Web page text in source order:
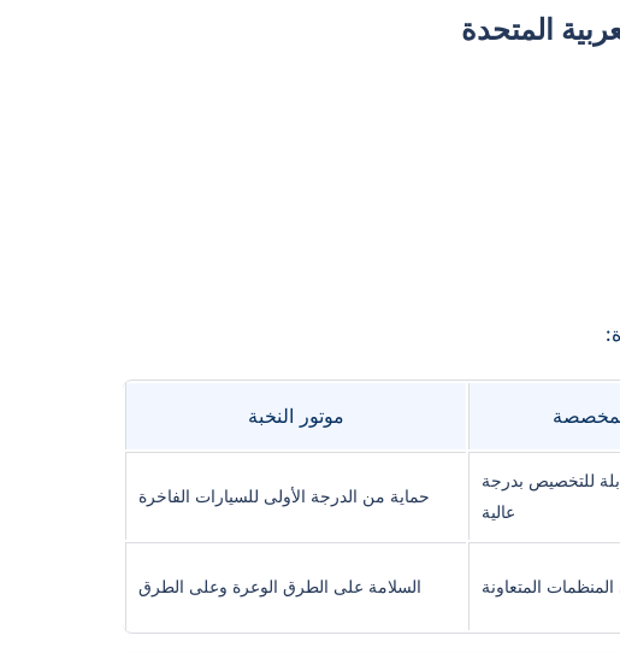
المتحدة
موتور النخبة
للتخصيص بدرجة
عالية
حماية من الدرجة الأولى للسيارات الفاخرة
المتعاونة السلامة على الطرق الوعرة وعلى الطرق